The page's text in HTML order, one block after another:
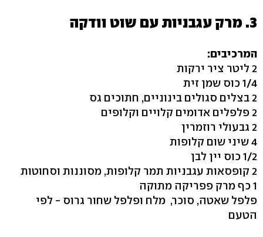
3. מרק עגבניות עם שוט וודקה
המרכיבים:
2 ליטר ציר ירקות
1/4 כוס שמן זית
2 בצלים סגולים בינוניים, חתוכים גס
2 פלפלים אדומים קלויים וקלופים
2 גבעולי רוזמרין
4 שיני שום קלופות
1/2 כוס יין לבן
2 קופסאות עגבניות תמר קלופות, מסוננות וסחוטות
1 כף מרק פפריקה מתוקה
פלפל שאטה, סוכר, מלח ופלפל שחור גרוס - לפי
הטעם